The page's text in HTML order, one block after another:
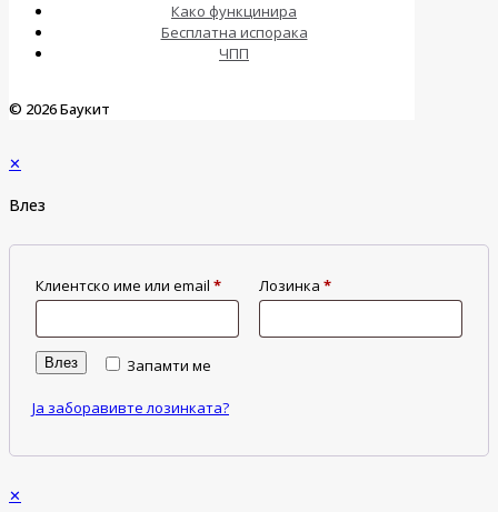
Како функцинира
Бесплатна испорака
ЧПП
© 2026 Баукит
✕
Влез
Клиентско име или email * Лозинка *
Запамти ме
Влез
Ја заборавивте лозинката?
✕